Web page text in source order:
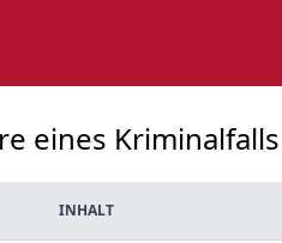
eines
INHALT